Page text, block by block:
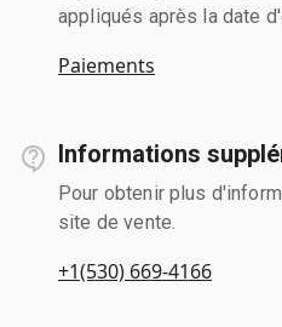
appliqués après la date
Paiements
Informations
Pour obtenir plus
site de vente.
+1(530) 669-4166